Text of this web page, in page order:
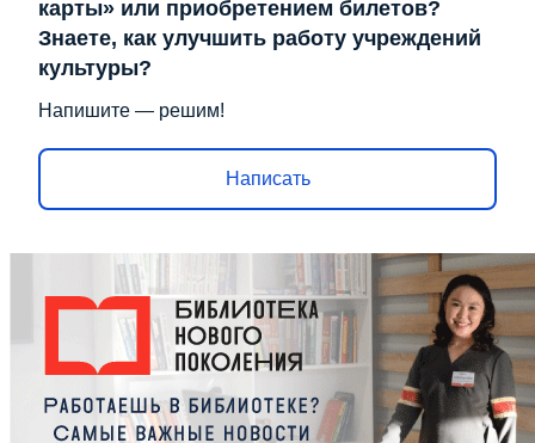
карты» или приобретением билетов?
Знаете, как улучшить работу учреждений
культуры?
Напишите — решим!
Написать